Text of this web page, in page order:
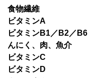
食物繊維 野菜
ビタミンA 緑黄
ビタミンB1／B2／B6
んにく、肉、魚介
ビタミンC 野
ビタミンD 魚